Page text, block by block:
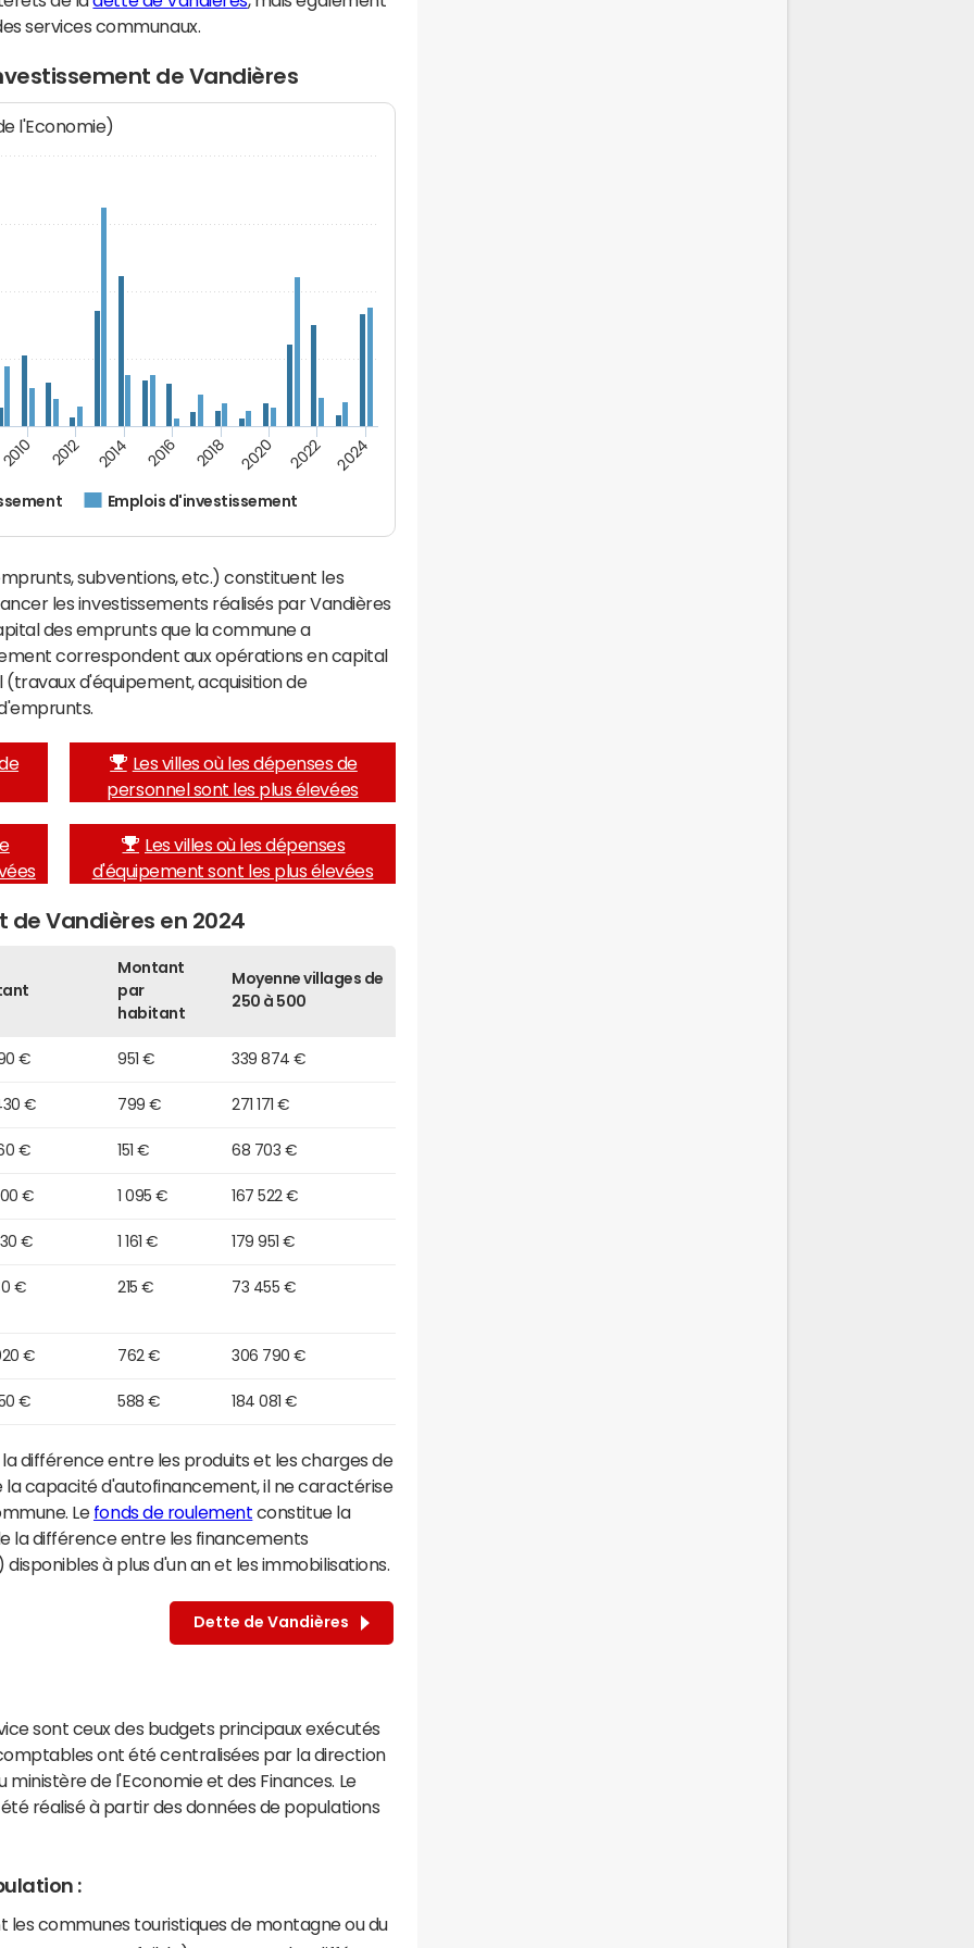
services communaux.
de Vandières
l'Economie)
Emplois d'investissement
2010 2012 2014 2016 2018 2020 2022 2024
subventions, etc.) constituent les
les investissements réalisés par Vandières
des emprunts que la commune a
correspondent aux opérations en capital
d'équipement, acquisition de
Les villes où les dépenses de
personnel sont les plus élevées
Les villes où les dépenses
d'équipement sont les plus élevées
de Vandières en 2024
Montant
par
habitant
Moyenne villages de
250 à 500
€ 951 € 339 874 €
€ 799 € 271 171 €
€ 151 € 68 703 €
€ 1 095 € 167 522 €
€ 1 161 € 179 951 €
€ 215 € 73 455 €
€ 762 € 306 790 €
€ 588 € 184 081 €
différence entre les produits et les charges de
capacité d'autofinancement, il ne caractérise
Le fonds de roulement constitue la
la différence entre les financements
à plus d'un an et les immobilisations.
Dette de Vandières
sont ceux des budgets principaux exécutés
ont été centralisées par la direction
ministère de l'Economie et des Finances. Le
réalisé à partir des données de populations
:
communes touristiques de montagne ou du